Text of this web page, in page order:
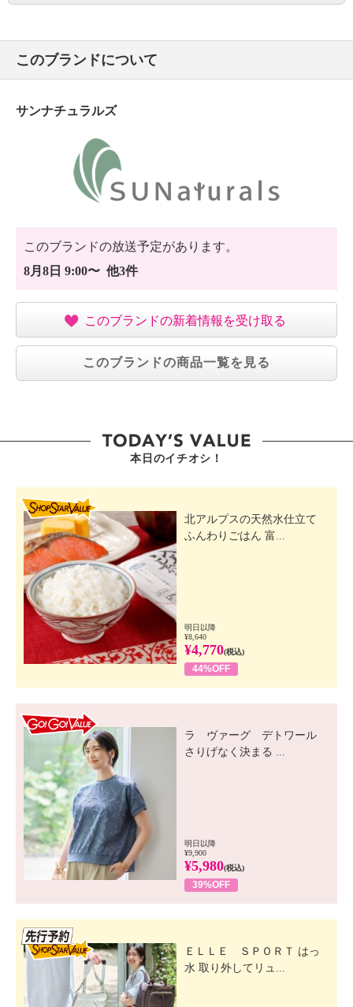
このブランドについて
サンナチュラルズ
このブランドの放送予定があります。
8月8日 9:00〜 他3件
このブランドの新着情報を受け取る
このブランドの商品一覧を見る
本日のイチオシ！
北アルプスの天然水仕立て
ふんわりごはん 富...
明日以降
¥8,640
¥4,770(税込)
44%OFF
ラ ヴァーグ デトワール
さりげなく決まる ...
明日以降
¥9,900
¥5,980(税込)
39%OFF
ＥＬＬＥ ＳＰＯＲＴ はっ
水 取り外してリュ...